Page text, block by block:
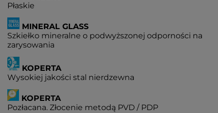
Płaskie
MINERAL GLASS
Szkiełko mineralne o podwyższonej odporności na
zarysowania
KOPERTA
Wysokiej jakości stal nierdzewna
KOPERTA
Pozłacana. Złocenie metodą PVD / PDP